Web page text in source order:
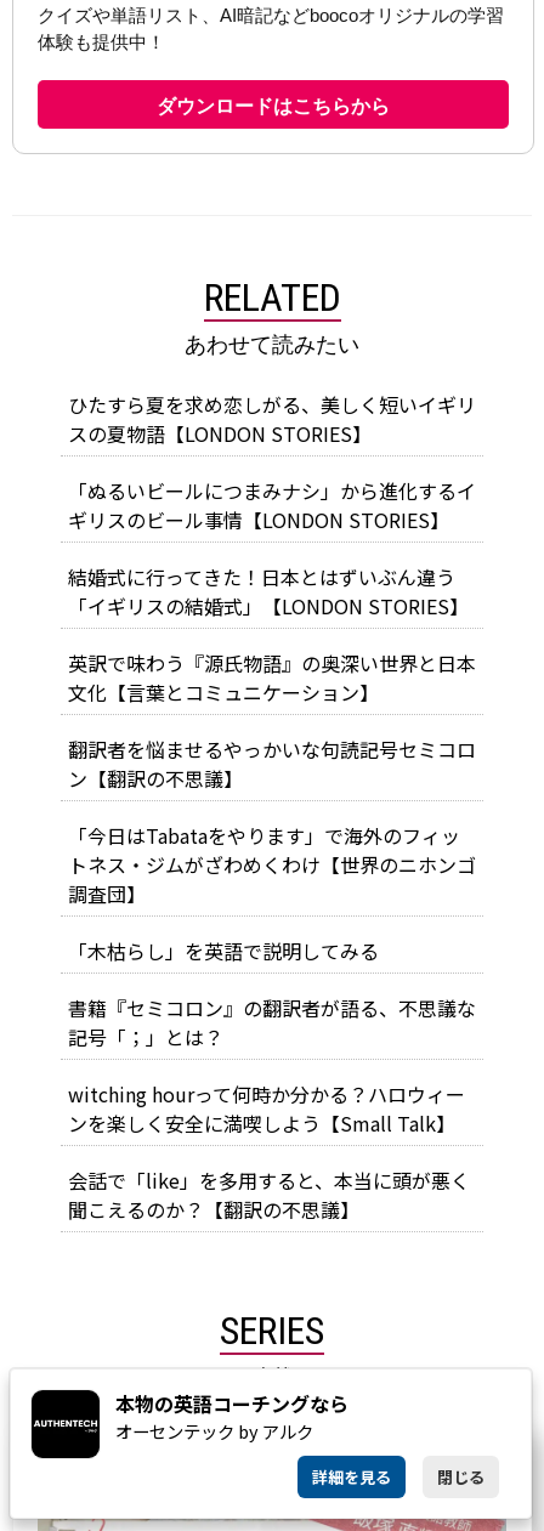
RELATED
あわせて読みたい
ひたすら夏を求め恋しがる、美しく短いイギリ
スの夏物語【LONDON STORIES】
「ぬるいビールにつまみナシ」から進化するイ
ギリスのビール事情【LONDON STORIES】
結婚式に行ってきた！日本とはずいぶん違う
「イギリスの結婚式」【LONDON STORIES】
英訳で味わう『源氏物語』の奥深い世界と日本
文化【言葉とコミュニケーション】
翻訳者を悩ませるやっかいな句読記号セミコロ
ン【翻訳の不思議】
「今日はTabataをやります」で海外のフィッ
トネス・ジムがざわめくわけ【世界のニホンゴ
調査団】
「木枯らし」を英語で説明してみる
書籍『セミコロン』の翻訳者が語る、不思議な
記号「；」とは？
witching hourって何時か分かる？ハロウィー
ンを楽しく安全に満喫しよう【Small Talk】
会話で「like」を多用すると、本当に頭が悪く
聞こえるのか？【翻訳の不思議】
SERIES
本物の英語コーチングなら
オーセンテック by アルク
詳細を見る 閉じる